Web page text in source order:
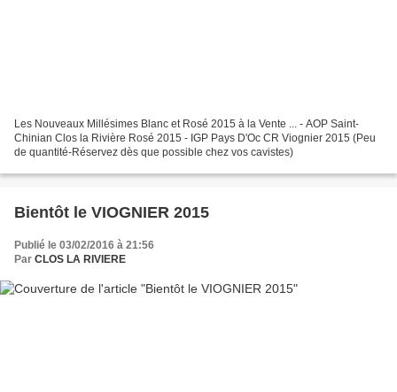
Les Nouveaux Millésimes Blanc et Rosé 2015 à la Vente ... - AOP Saint-
Chinian Clos la Rivière Rosé 2015 - IGP Pays D'Oc CR Viognier 2015 (Peu
de quantité-Réservez dès que possible chez vos cavistes)
Bientôt le VIOGNIER 2015
Publié le 03/02/2016 à 21:56
Par CLOS LA RIVIERE